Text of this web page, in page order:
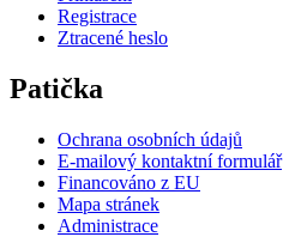
Registrace
Ztracené heslo
Patička
Ochrana osobních údajů
E-mailový kontaktní formulář
Financováno z EU
Mapa stránek
Administrace